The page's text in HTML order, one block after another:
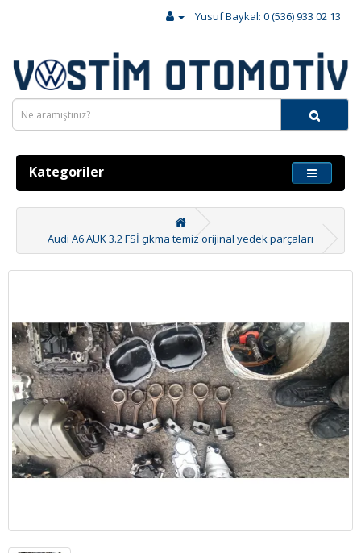
Yusuf Baykal: 0 (536) 933 02 13
Kategoriler
Audi A6 AUK 3.2 FSİ çıkma temiz orijinal yedek parçaları